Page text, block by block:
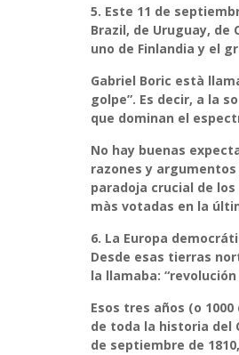
5. Este 11 de
Brazil, de Uruguay, de
uno de Finlandia y el
Gabriel Boric està
golpe”. Es decir, a la
que dominan el
No hay buenas
razones y
paradoja crucial de
màs votadas en la
6. La Europa
Desde esas tierras
la llamaba: “
Esos tres años (o
de toda la historia del
de septiembre de